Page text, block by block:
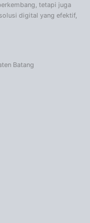
tetapi juga
digital yang efektif,
Batang